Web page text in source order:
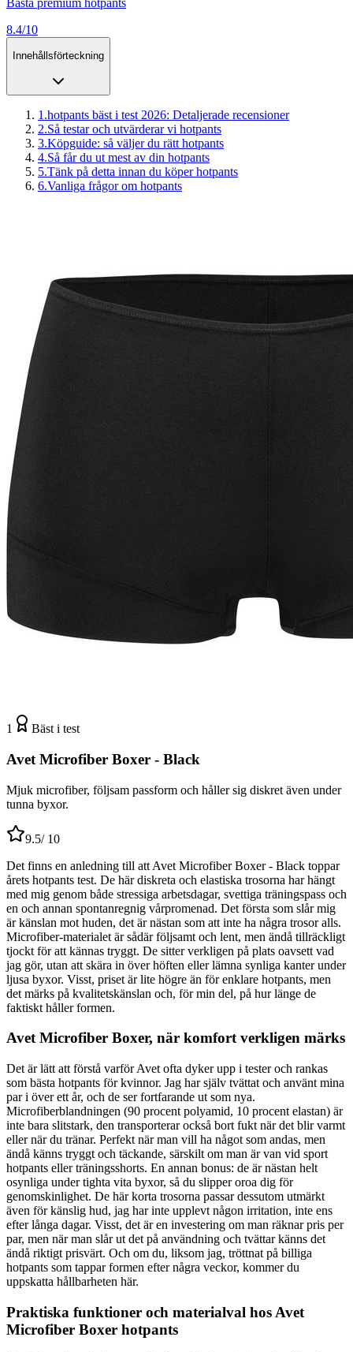
8.4/10
Innehållsförteckning
1 .hotpants bäst i test 2026: Detaljerade recensioner
2.Så testar och utvärderar vi hotpants
3.Köpguide: så väljer du rätt hotpants
4.Så får du ut mest av din hotpants
5.Tänk på detta innan du köper hotpants
6.Vanliga frågor om hotpants
1 Bäst i test
Avet Microfiber Boxer - Black
Mjuk microfiber, följsam passform och håller sig diskret även under
tunna byxor.
9.5/ 10
Det finns en anledning till att Avet Microfiber Boxer - Black toppar
årets hotpants test. De här diskreta och elastiska trosorna har hängt
med mig genom både stressiga arbetsdagar, svettiga träningspass och
en och annan spontanregnig vårpromenad. Det första som slår mig
är känslan mot huden, det är nästan som att inte ha några trosor alls.
Microfiber-materialet är sådär följsamt och lent, men ändå tillräckligt
tjockt för att kännas tryggt. De sitter verkligen på plats oavsett vad
jag gör, utan att skära in över höften eller lämna synliga kanter under
ljusa byxor. Visst, priset är lite högre än för enklare hotpants, men
det märks på kvalitetskänslan och, för min del, på hur länge de
faktiskt håller formen.
Avet Microfiber Boxer, när komfort verkligen märks
Det är lätt att förstå varför Avet ofta dyker upp i tester och rankas
som bästa hotpants för kvinnor. Jag har själv tvättat och använt mina
par i över ett år, och de ser fortfarande ut som nya.
Microfiberblandningen (90 procent polyamid, 10 procent elastan) är
inte bara slitstark, den transporterar också bort fukt när det blir varmt
eller när du tränar. Perfekt när man vill ha något som andas, men
ändå känns tryggt och täckande, särskilt om man är van vid sport
hotpants eller träningsshorts. En annan bonus: de är nästan helt
osynliga under tighta vita byxor, så du slipper oroa dig för
genomskinlighet. De här korta trosorna passar dessutom utmärkt
även för känslig hud, jag har inte upplevt någon irritation, inte ens
efter långa dagar. Visst, det är en investering om man räknar pris per
par, men när man slår ut det på användning och tvättar känns det
ändå riktigt prisvärt. Och om du, liksom jag, tröttnat på billiga
hotpants som tappar formen efter några veckor, kommer du
uppskatta hållbarheten här.
Praktiska funktioner och materialval hos Avet
Microfiber Boxer hotpants